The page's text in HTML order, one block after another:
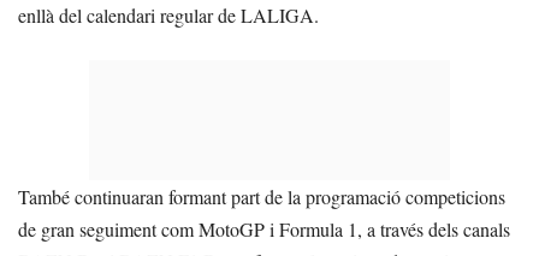
enllà del calendari regular de LALIGA.
També continuaran formant part de la programació competicions
de gran seguiment com MotoGP i Formula 1, a través dels canals